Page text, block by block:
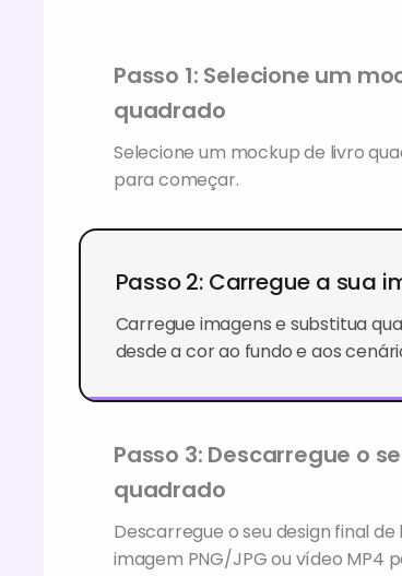
Passo 1: Selecione um
quadrado
Selecione um mockup de livro
para começar.
Passo 2: Carregue a sua
Carregue imagens e substitua
desde a cor ao fundo e aos
Passo 3: Descarregue o
quadrado
Descarregue o seu design final
imagem PNG/JPG ou vídeo MP4